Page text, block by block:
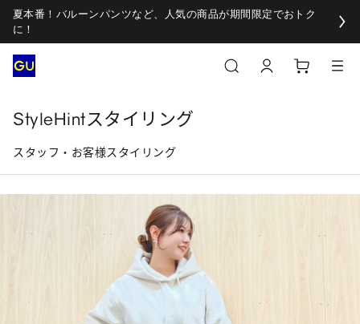
夏本番！バルーンパンツなど、人気の商品が期間限定でおトク
に！
StyleHintスタイリング
スタッフ・お客様スタイリング